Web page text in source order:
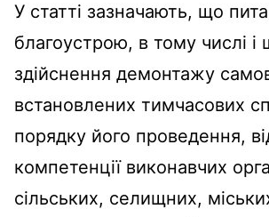
У статті зазначають, що
благоустрою, в тому числі і
здійснення демонтажу
встановлених тимчасових
порядку його проведення,
компетенції виконавчих
сільських, селищних,